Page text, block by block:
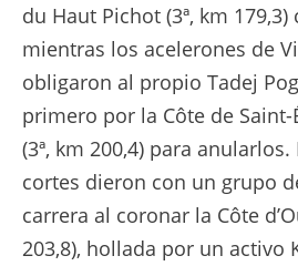
du Haut Pichot (3ª, km
mientras los acelerones de
obligaron al propio Tadej
primero por la Côte de
(3ª, km 200,4) para
cortes dieron con un grupo
carrera al coronar la Côte
203,8), hollada por un activo